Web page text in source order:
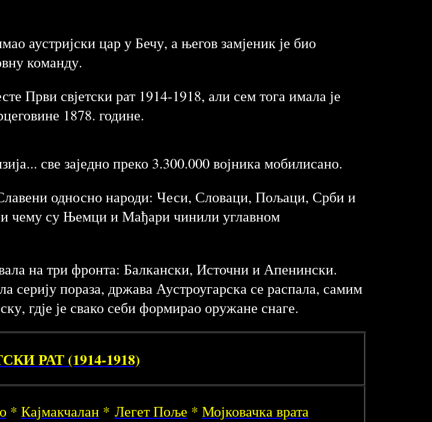
аустријски цар у Бечу, а његов замјеник је био
команду.
Први свјетски рат 1914-1918, али сем тога имала је
1878. године.
све заједно преко 3.300.000 војника мобилисано.
односно народи: Чеси, Словаци, Пољаци, Срби и
чему су Њемци и Мађари чинили углавном
на три фронта: Балкански, Источни и Апенински.
серију пораза, држава Аустроугарска се распала, самим
гдје је свако себи формирао оружане снаге.
РАТ (1914-1918)
* Кајмакчалан* Легет Поље * Мојковачка врата